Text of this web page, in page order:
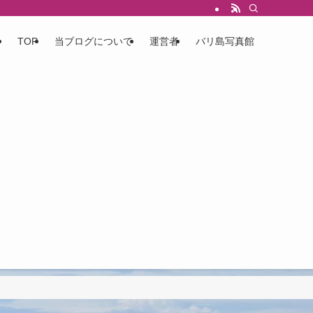
TOP 当ブログについて 運営者 バリ島写真館